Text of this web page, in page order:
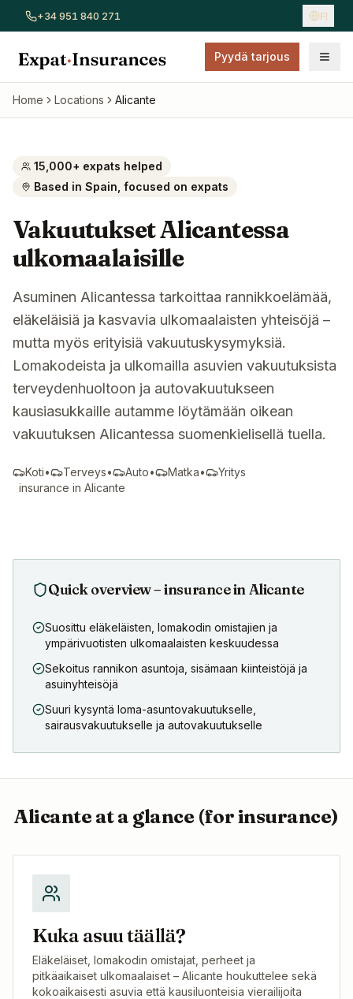
+34 951 840 271 FI
Pyydä tarjous
Näytä kaikki vakuutukset
Home Locations Alicante
15,000+ expats helped
Based in Spain, focused on expats
Vakuutukset Alicantessa
ulkomaalaisille
Asuminen Alicantessa tarkoittaa rannikkoelämää,
eläkeläisiä ja kasvavia ulkomaalaisten yhteisöjä –
mutta myös erityisiä vakuutuskysymyksiä.
Lomakodeista ja ulkomailla asuvien vakuutuksista
terveydenhuoltoon ja autovakuutukseen
kausiasukkaille autamme löytämään oikean
vakuutuksen Alicantessa suomenkielisellä tuella.
Koti• Terveys• Auto• Matka•
Yritys
insurance in Alicante
Quick overview – insurance inAlicante
Suosittu eläkeläisten, lomakodin omistajien ja
ympärivuotisten ulkomaalaisten keskuudessa
Sekoitus rannikon asuntoja, sisämaan kiinteistöjä ja
asuinyhteisöjä
Suuri kysyntä loma-asuntovakuutukselle,
sairausvakuutukselle ja autovakuutukselle
Alicante at a glance (for insurance)
Kuka asuu täällä?
Eläkeläiset, lomakodin omistajat, perheet ja
pitkäaikaiset ulkomaalaiset – Alicante houkuttelee sekä
kokoaikaisesti asuvia että kausiluonteisia vierailijoita